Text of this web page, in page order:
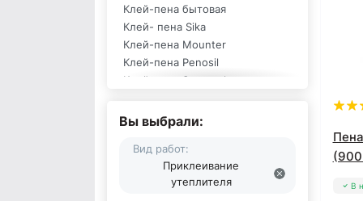
Клей-пена бытовая
Клей- пена Sika
Клей-пена Mounter
Клей-пена Penosil
Клей-пена Smartech
Пена-клей Tytan
Клей-пена Soudal
Клей-пена SOMA FIX
Клей-пена Ceresit
Клеевая пена Budmonster
Вы выбрали:
Вид работ:
Приклеивание
утеплителя
В